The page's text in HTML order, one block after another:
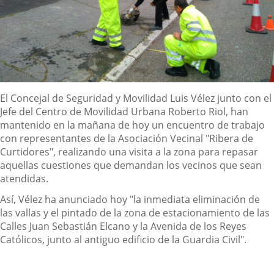
Descripción
El Concejal de Seguridad y Movilidad Luis Vélez junto con el
Jefe del Centro de Movilidad Urbana Roberto Riol, han
mantenido en la mañana de hoy un encuentro de trabajo
con representantes de la Asociación Vecinal "Ribera de
Curtidores", realizando una visita a la zona para repasar
aquellas cuestiones que demandan los vecinos que sean
atendidas.
Así, Vélez ha anunciado hoy "la inmediata eliminación de
las vallas y el pintado de la zona de estacionamiento de las
Calles Juan Sebastián Elcano y la Avenida de los Reyes
Católicos, junto al antiguo edificio de la Guardia Civil".